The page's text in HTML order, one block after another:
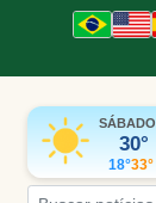
SÁBADO
30°
18°33°